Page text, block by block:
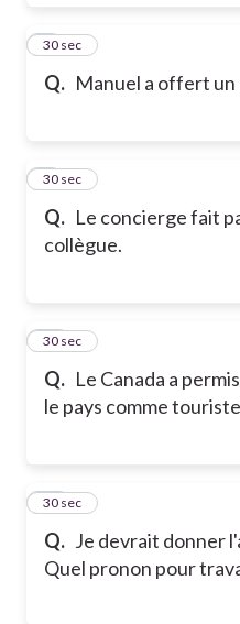
Q. Manuel a offert un
8
30 sec
Q. Le concierge fait
collègue.
9
30 sec
Q. Le Canada a
le pays comme
10
30 sec
Q. Je devrait donner
Quel pronon pour
11
30 sec